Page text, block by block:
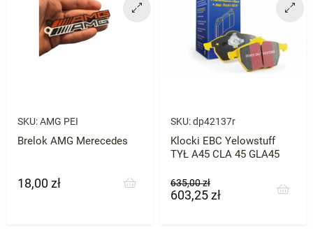
SKU:AMG PEI
Brelok AMG Merecedes
Cena
18,00 zł
SKU:dp42137r
Klocki EBC Yelowstuff
TYŁ A45 CLA 45 GLA45
Cena
podstawowa
635,00 złCena
603,25 zł